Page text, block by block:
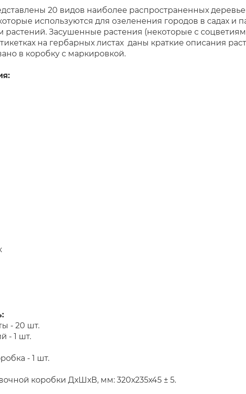
20 видов наиболее распространенных
используются для озеленения городов в садах и
растений. Засушенные растения (некоторые с
на гербарных листах даны краткие описания
в коробку с маркировкой.
- 20 шт.
- 1 шт.
- 1 шт.
коробки ДхШхВ, мм: 320х235х45 ± 5.